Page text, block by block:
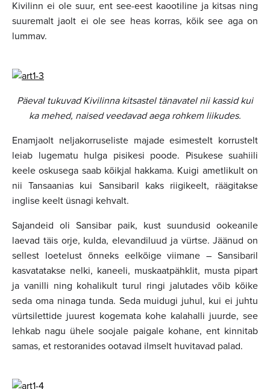
Kivilinn ei ole suur, ent see-eest kaootiline ja kitsas ning
suuremalt jaolt ei ole see heas korras, kõik see aga on
lummav.
Päeval tukuvad Kivilinna kitsastel tänavatel nii kassid kui
ka mehed, naised veedavad aega rohkem liikudes.
Enamjaolt neljakorruseliste majade esimestelt korrustelt
leiab lugematu hulga pisikesi poode. Pisukese suahiili
keele oskusega saab kõikjal hakkama. Kuigi ametlikult on
nii Tansaanias kui Sansibaril kaks riigikeelt, räägitakse
inglise keelt üsnagi kehvalt.
Sajandeid oli Sansibar paik, kust suundusid ookeanile
laevad täis orje, kulda, elevandiluud ja vürtse. Jäänud on
sellest loetelust õnneks eelkõige viimane – Sansibaril
kasvatatakse nelki, kaneeli, muskaatpähklit, musta pipart
ja vanilli ning kohalikult turul ringi jalutades võib kõike
seda oma ninaga tunda. Seda muidugi juhul, kui ei juhtu
vürtsilettide juurest kogemata kohe kalahalli juurde, see
lehkab nagu ühele soojale paigale kohane, ent kinnitab
samas, et restoranides ootavad ilmselt huvitavad palad.